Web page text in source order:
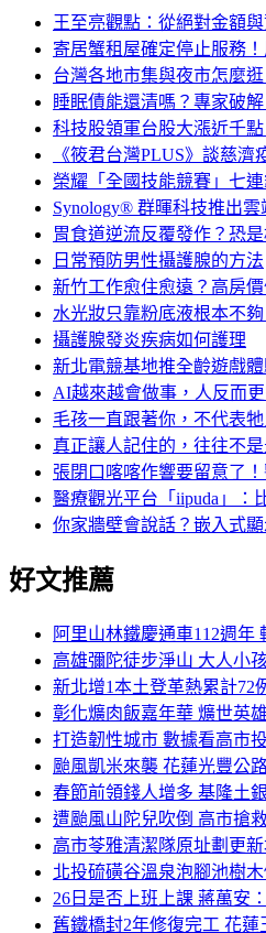
王至亮觀點：從絕對金額
寄居蟹租屋確定停止服務
台灣各地市集與夜市怎麼
睡眠債能還清嗎？專家破
科技股領軍台股大漲近千
《筱君台灣PLUS》談慈
榮耀「全國技能競賽」七
Synology® 群暉科技推出
胃食道逆流反覆發作？恐
日常預防男性攝護腺的方法
新竹工作愈住愈遠？高房
水光妝只靠粉底液根本不
攝護腺發炎疾病如何護理
新北電競基地推全齡遊戲
AI越來越會做事，人反而更
毛孩一直跟著你，不代表牠
真正讓人記住的，往往不
張閉口喀喀作響要留意了
醫療觀光平台「iipuda」
你家牆壁會說話？嵌入式
好文推薦
阿里山林鐵慶通車112週年
高雄彌陀徒步淨山 大人小
新北增1本土登革熱累計72
彰化爌肉飯嘉年華 爌世英
打造韌性城市 數據看高市
颱風凱米來襲 花蓮光豐公
春節前領錢人增多 基隆土
遭颱風山陀兒吹倒 高市搶
高市苓雅清潔隊原址劃更
北投硫磺谷溫泉泡腳池樹
26日是否上班上課 蔣萬安
舊鐵橋封2年修復完工 花